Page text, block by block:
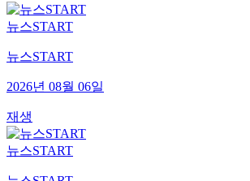
뉴스START
뉴스START
2026년 08월 06일
재생
뉴스START